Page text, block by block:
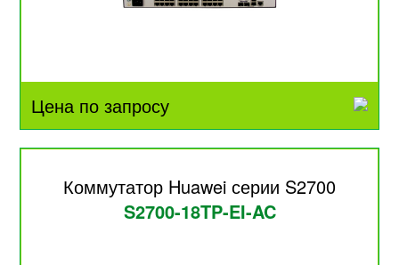
Цена по запросу
Коммутатор Huawei серии S2700
S2700-18TP-EI-AC